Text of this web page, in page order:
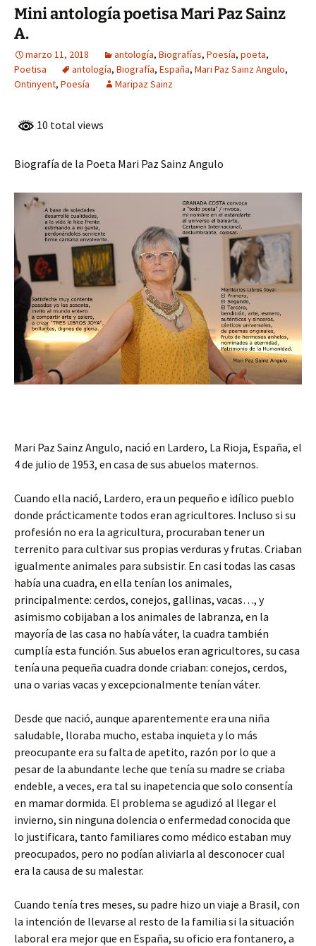
Mini antología poetisa Mari Paz Sainz
A.
marzo 11, 2018 antología, Biografías, Poesía, poeta,
Poetisa
antología, Biografía, España, Mari Paz Sainz Angulo,
Ontinyent, Poesía Maripaz Sainz
10 total views
Biografía de la Poeta Mari Paz Sainz Angulo
Mari Paz Sainz Angulo, nació en Lardero, La Rioja, España, el
4 de julio de 1953, en casa de sus abuelos maternos.
Cuando ella nació, Lardero, era un pequeño e idílico pueblo
donde prácticamente todos eran agricultores. Incluso si su
profesión no era la agricultura, procuraban tener un
terrenito para cultivar sus propias verduras y frutas. Criaban
igualmente animales para subsistir. En casi todas las casas
había una cuadra, en ella tenían los animales,
principalmente: cerdos, conejos, gallinas, vacas…, y
asimismo cobijaban a los animales de labranza, en la
mayoría de las casa no había váter, la cuadra también
cumplía esta función. Sus abuelos eran agricultores, su casa
tenía una pequeña cuadra donde criaban: conejos, cerdos,
una o varias vacas y excepcionalmente tenían váter.
Desde que nació, aunque aparentemente era una niña
saludable, lloraba mucho, estaba inquieta y lo más
preocupante era su falta de apetito, razón por lo que a
pesar de la abundante leche que tenía su madre se criaba
endeble, a veces, era tal su inapetencia que solo consentía
en mamar dormida. El problema se agudizó al llegar el
invierno, sin ninguna dolencia o enfermedad conocida que
lo justificara, tanto familiares como médico estaban muy
preocupados, pero no podían aliviarla al desconocer cual
era la causa de su malestar.
Cuando tenía tres meses, su padre hizo un viaje a Brasil, con
la intención de llevarse al resto de la familia si la situación
laboral era mejor que en España, su oficio era fontanero, a